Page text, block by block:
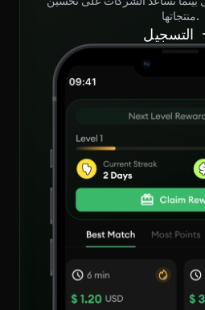
منتجاتها.
التسجيل